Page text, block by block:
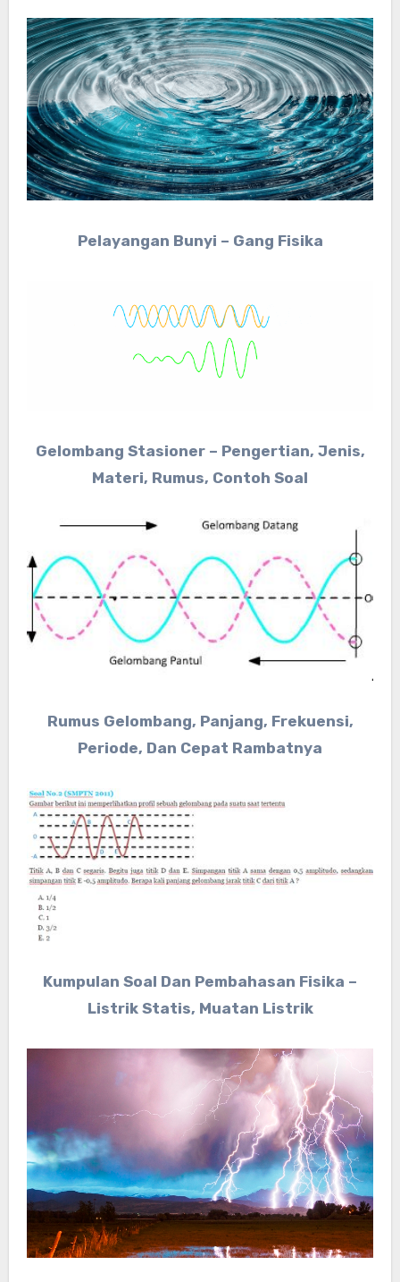
Pelayangan Bunyi – Gang Fisika
Gelombang Stasioner – Pengertian, Jenis,
Materi, Rumus, Contoh Soal
Rumus Gelombang, Panjang, Frekuensi,
Periode, Dan Cepat Rambatnya
Kumpulan Soal Dan Pembahasan Fisika –
Listrik Statis, Muatan Listrik